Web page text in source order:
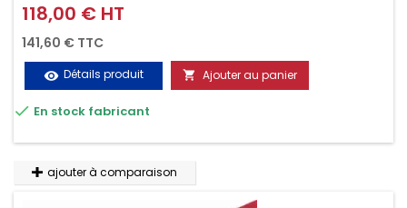
d’arrimer le chargement sur la galerie en moins d’une
minute.
Prix
118,00 € HT
141,60 € TTC
visibility Détails produit  Ajouter au panier
 En stock fabricant
ajouter à comparaison